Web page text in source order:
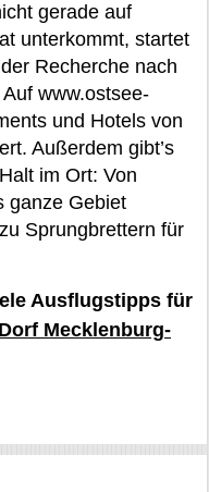
gerade auf
unterkommt, startet
Recherche nach
www.ostsee-
und Hotels von
Außerdem gibt’s
im Ort: Von
ganze Gebiet
Sprungbrettern für
Ausflugstipps für
Mecklenburg-